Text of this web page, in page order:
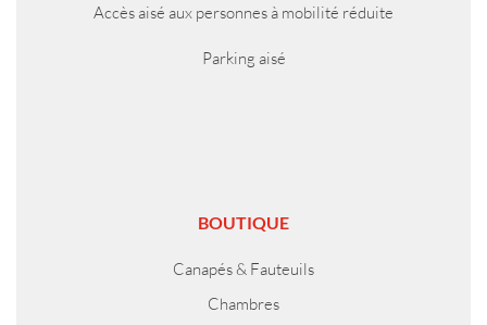
Accès aisé aux personnes à mobilité réduite
Parking aisé
BOUTIQUE
Canapés & Fauteuils
Chambres